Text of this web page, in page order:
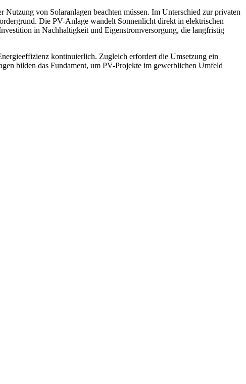
von Solaranlagen beachten müssen. Im Unterschied zur privaten
Die PV-Anlage wandelt Sonnenlicht direkt in elektrischen
in Nachhaltigkeit und Eigenstromversorgung, die langfristig
kontinuierlich. Zugleich erfordert die Umsetzung ein
bilden das Fundament, um PV-Projekte im gewerblichen Umfeld